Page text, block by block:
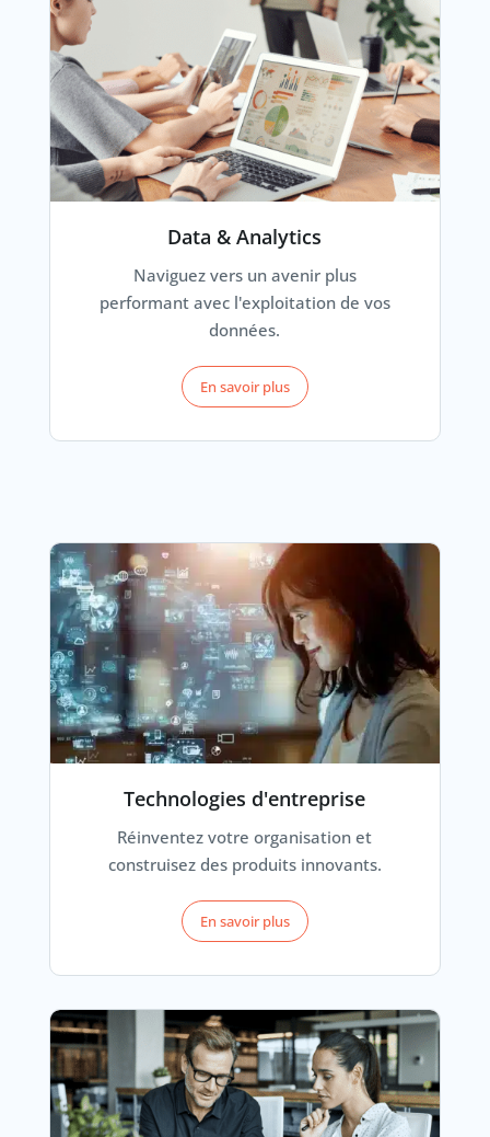
Data & Analytics
Naviguez vers un avenir plus
performant avec l'exploitation de vos
données.
En savoir plus
Technologies d'entreprise
Réinventez votre organisation et
construisez des produits innovants.
En savoir plus